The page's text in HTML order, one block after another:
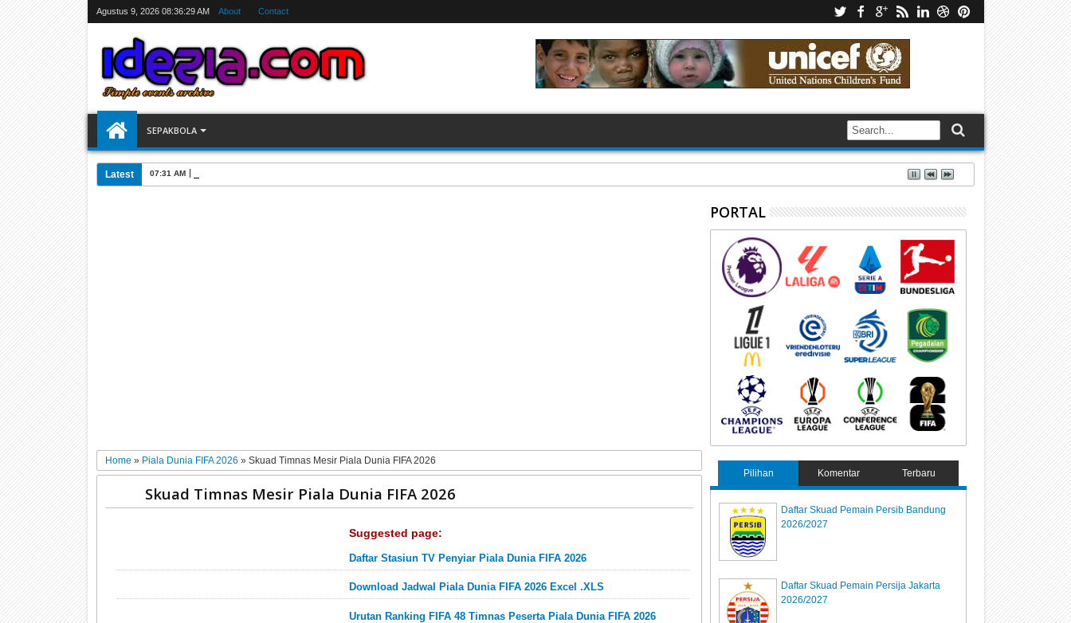
Agustus 9, 2026 08:36:29 AM About Contact
SEPAKBOLA
Latest 07:31 AM
Home » Piala Dunia FIFA 2026 » Skuad Timnas Mesir Piala Dunia FIFA 2026
Skuad Timnas Mesir Piala Dunia FIFA 2026
Suggested page:
Daftar Stasiun TV Penyiar Piala Dunia FIFA 2026
Download Jadwal Piala Dunia FIFA 2026 Excel .XLS
Urutan Ranking FIFA 48 Timnas Peserta Piala Dunia FIFA 2026
PORTAL
Pilihan Komentar Terbaru
Daftar Skuad Pemain Persib Bandung
2026/2027
Daftar Skuad Pemain Persija Jakarta
2026/2027